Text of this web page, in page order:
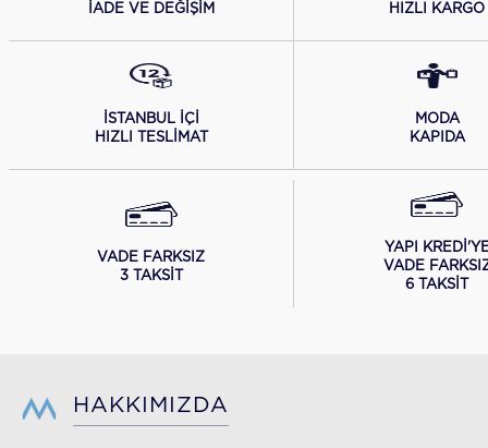
İADE VE DEĞİŞİM
HIZLI KARGO
İSTANBUL İÇİ
HIZLI TESLİMAT
MODA
KAPIDA
VADE FARKSIZ
3 TAKSİT
YAPI
VADE
6 TAKSİT
HAKKIMIZDA